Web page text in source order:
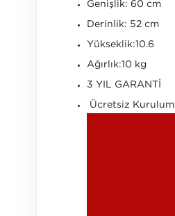
Genişlik: 60 cm
Derinlik: 52 cm
Yükseklik:10.6
Ağırlık:10 kg
3 YIL GARANTİ
Ücretsiz Kurulum